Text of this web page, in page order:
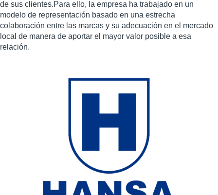
de sus clientes.Para ello, la empresa ha trabajado en un
modelo de representación basado en una estrecha
colaboración entre las marcas y su adecuación en el mercado
local de manera de aportar el mayor valor posible a esa
relación.